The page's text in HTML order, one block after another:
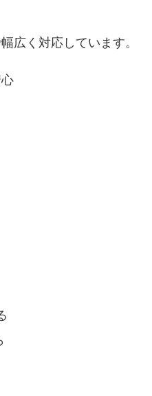
広く対応しています。